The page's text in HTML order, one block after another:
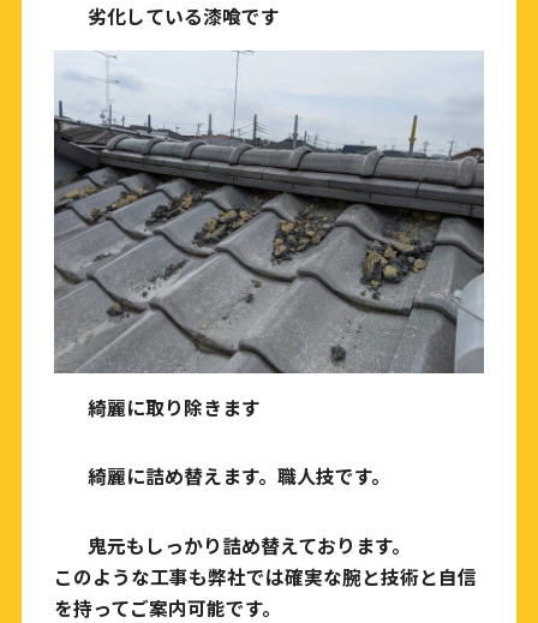
劣化している漆喰です
綺麗に取り除きます
綺麗に詰め替えます。職人技です。
鬼元もしっかり詰め替えております。
このような工事も弊社では確実な腕と技術と自信
を持ってご案内可能です。